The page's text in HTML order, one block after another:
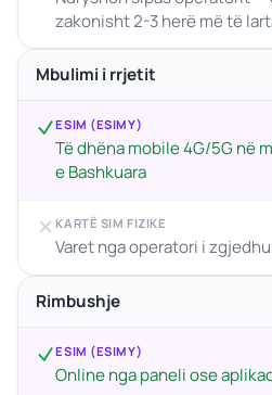
zakonisht 2-3 herë më të
Mbulimi i rrjetit
ESIM (ESIMY)
Të dhëna mobile 4G/5G në
e Bashkuara
KARTË SIM FIZIKE
Varet nga operatori i
Rimbushje
ESIM (ESIMY)
Online nga paneli ose